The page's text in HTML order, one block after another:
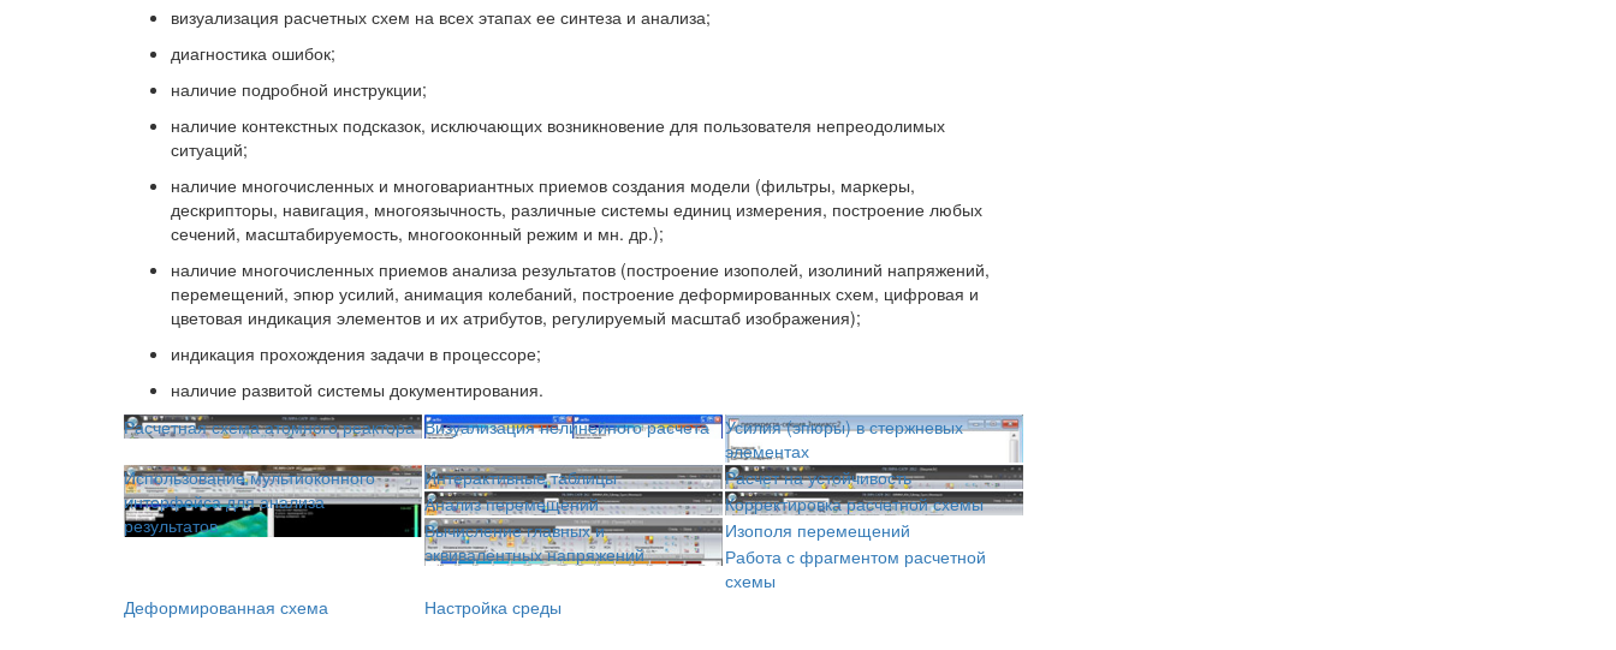
визуализация расчетных схем на всех этапах ее синтеза и анализа;
диагностика ошибок;
наличие подробной инструкции;
наличие контекстных подсказок, исключающих возникновение для пользователя непреодолимых
ситуаций;
наличие многочисленных и многовариантных приемов создания модели (фильтры, маркеры,
дескрипторы, навигация, многоязычность, различные системы единиц измерения, построение любых
сечений, масштабируемость, многооконный режим и мн. др.);
наличие многочисленных приемов анализа результатов (построение изополей, изолиний напряжений,
перемещений, эпюр усилий, анимация колебаний, построение деформированных схем, цифровая и
цветовая индикация элементов и их атрибутов, регулируемый масштаб изображения);
индикация прохождения задачи в процессоре;
наличие развитой системы документирования.
Расчетная схема атомного реактора Визуализация нелинейного расчета
Усилия (эпюры) в стержневых
элементах
Использование мультиоконного
интерфейса для анализа
результатов
Интерактивные таблицы
Расчет на устойчивость
Анализ перемещений
Корректировка расчетной схемы
Вычисление главных и
эквивалентных напряжений
Изополя перемещений
Работа с фрагментом расчетной
схемы
Деформированная схема
Настройка среды